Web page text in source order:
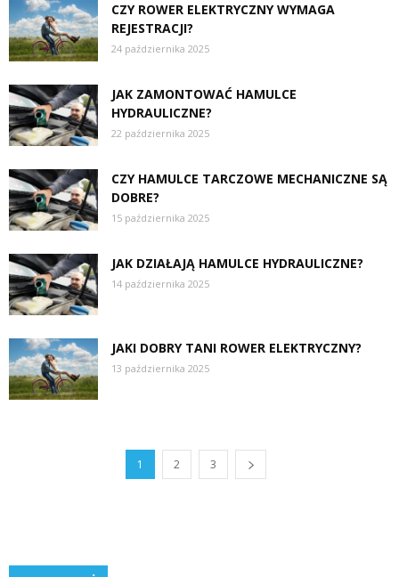
CZY ROWER ELEKTRYCZNY WYMAGA
REJESTRACJI?
24 października 2025
JAK ZAMONTOWAĆ HAMULCE
HYDRAULICZNE?
22 października 2025
CZY HAMULCE TARCZOWE MECHANICZNE SĄ
DOBRE?
15 października 2025
JAK DZIAŁAJĄ HAMULCE HYDRAULICZNE?
14 października 2025
JAKI DOBRY TANI ROWER ELEKTRYCZNY?
13 października 2025
1 2 3